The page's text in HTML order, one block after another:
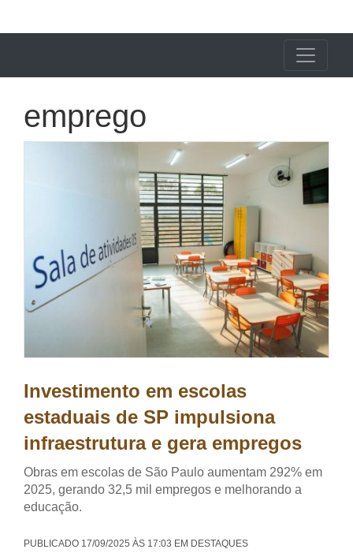
emprego
Investimento em escolas
estaduais de SP impulsiona
infraestrutura e gera empregos
Obras em escolas de São Paulo aumentam 292% em
2025, gerando 32,5 mil empregos e melhorando a
educação.
PUBLICADO 17/09/2025 ÀS 17:03 EM DESTAQUES